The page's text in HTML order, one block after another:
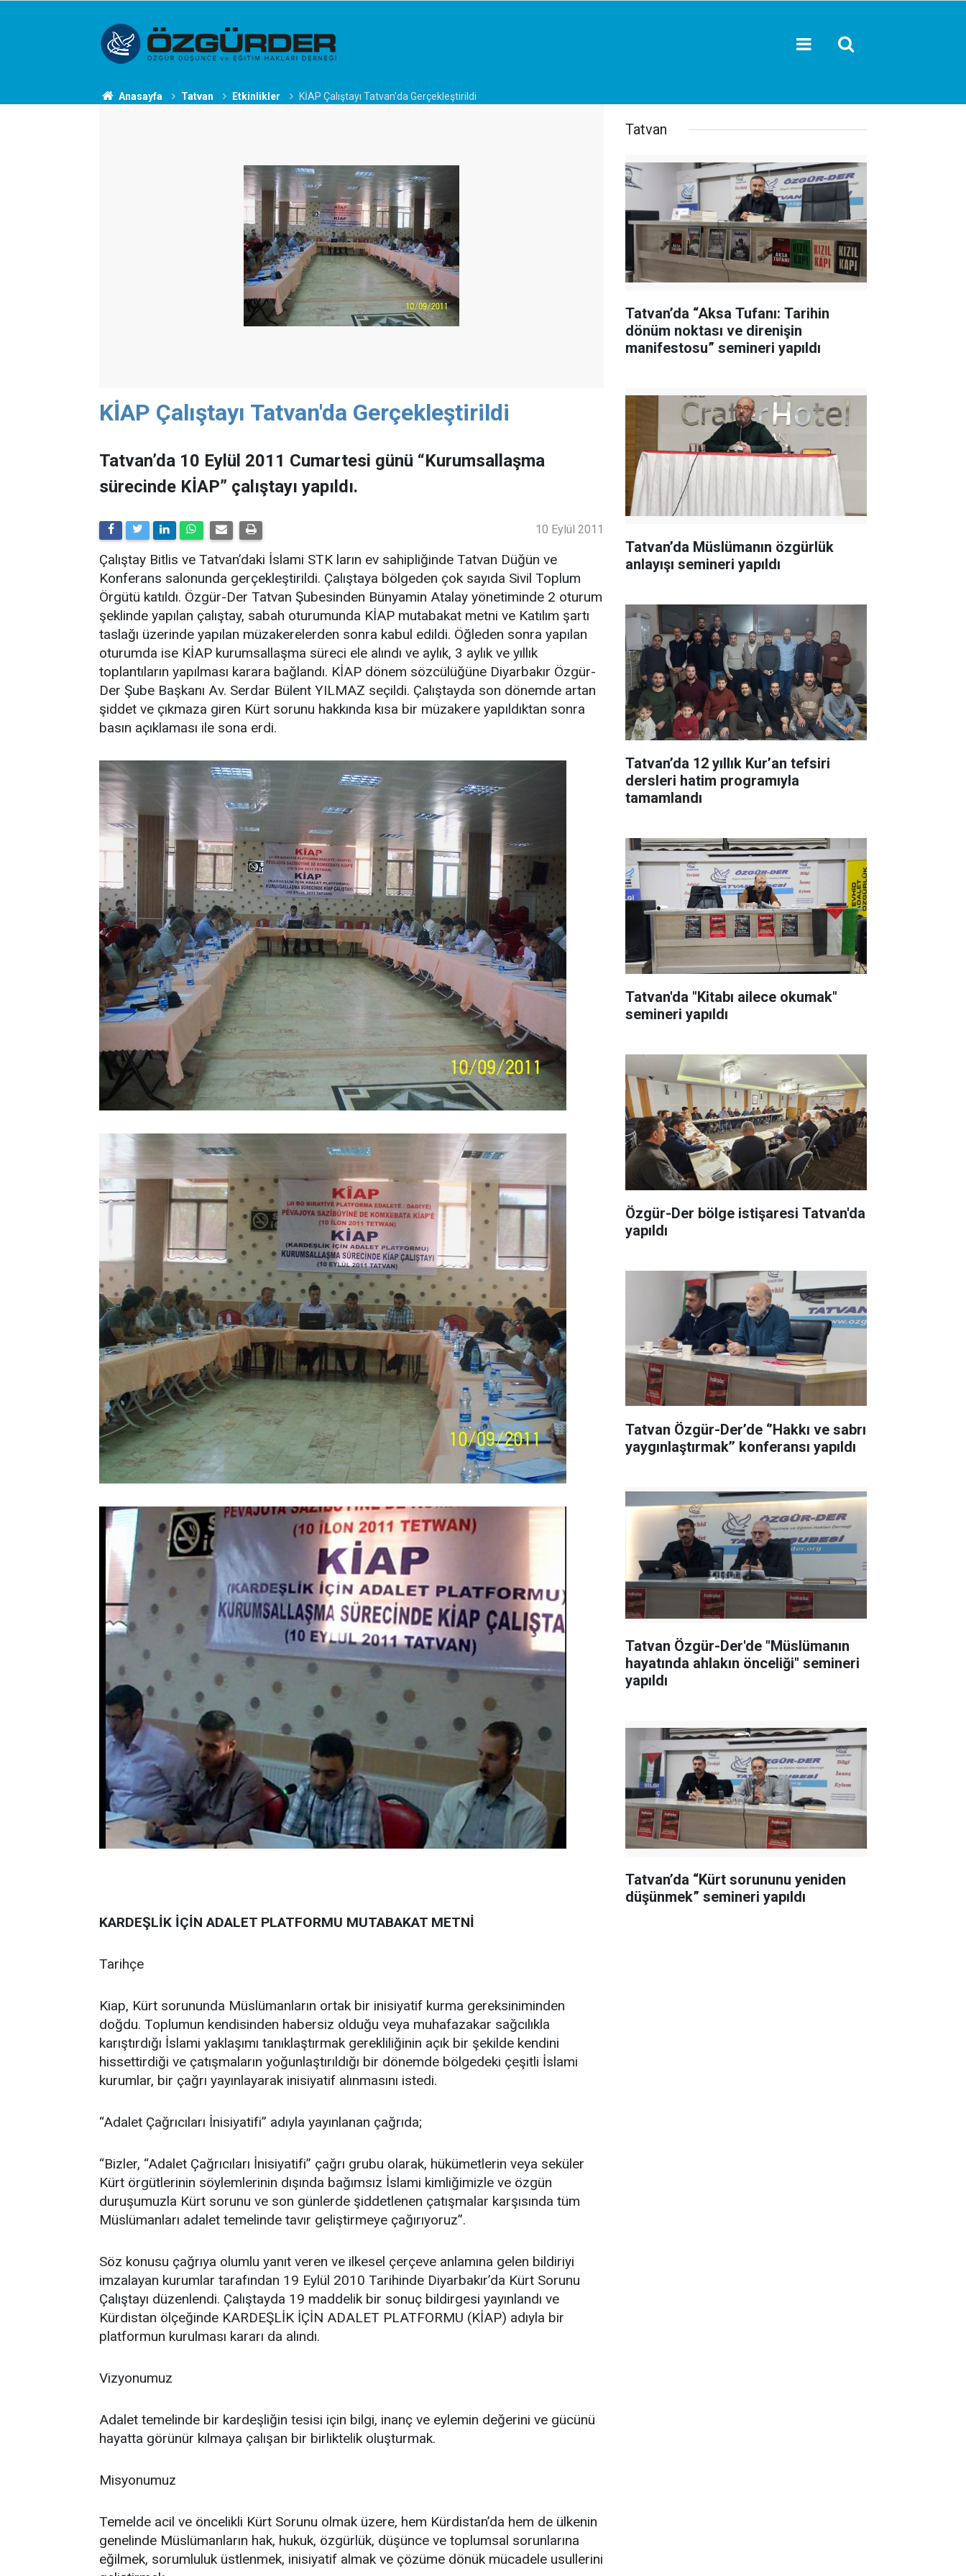
Anasayfa Tatvan Etkinlikler KİAP Çalıştayı Tatvan'da Gerçekleştirildi
KİAP Çalıştayı Tatvan'da Gerçekleştirildi
Tatvan’da 10 Eylül 2011 Cumartesi günü “Kurumsallaşma
sürecinde KİAP” çalıştayı yapıldı.
10 Eylül 2011
Çalıştay Bitlis ve Tatvan’daki İslami STK ların ev sahipliğinde Tatvan Düğün ve
Konferans salonunda gerçekleştirildi. Çalıştaya bölgeden çok sayıda Sivil Toplum
Örgütü katıldı. Özgür-Der Tatvan Şubesinden Bünyamin Atalay yönetiminde 2 oturum
şeklinde yapılan çalıştay, sabah oturumunda KİAP mutabakat metni ve Katılım şartı
taslağı üzerinde yapılan müzakerelerden sonra kabul edildi. Öğleden sonra yapılan
oturumda ise KİAP kurumsallaşma süreci ele alındı ve aylık, 3 aylık ve yıllık
toplantıların yapılması karara bağlandı. KİAP dönem sözcülüğüne Diyarbakır Özgür-
Der Şube Başkanı Av. Serdar Bülent YILMAZ seçildi. Çalıştayda son dönemde artan
şiddet ve çıkmaza giren Kürt sorunu hakkında kısa bir müzakere yapıldıktan sonra
basın açıklaması ile sona erdi.
KARDEŞLİK İÇİN ADALET PLATFORMU MUTABAKAT METNİ
Tarihçe
Kiap, Kürt sorununda Müslümanların ortak bir inisiyatif kurma gereksiniminden
doğdu. Toplumun kendisinden habersiz olduğu veya muhafazakar sağcılıkla
karıştırdığı İslami yaklaşımı tanıklaştırmak gerekliliğinin açık bir şekilde kendini
hissettirdiği ve çatışmaların yoğunlaştırıldığı bir dönemde bölgedeki çeşitli İslami
kurumlar, bir çağrı yayınlayarak inisiyatif alınmasını istedi.
“Adalet Çağrıcıları İnisiyatifi” adıyla yayınlanan çağrıda;
“Bizler, “Adalet Çağrıcıları İnisiyatifi” çağrı grubu olarak, hükümetlerin veya seküler
Kürt örgütlerinin söylemlerinin dışında bağımsız İslami kimliğimizle ve özgün
duruşumuzla Kürt sorunu ve son günlerde şiddetlenen çatışmalar karşısında tüm
Müslümanları adalet temelinde tavır geliştirmeye çağırıyoruz”.
Söz konusu çağrıya olumlu yanıt veren ve ilkesel çerçeve anlamına gelen bildiriyi
imzalayan kurumlar tarafından 19 Eylül 2010 Tarihinde Diyarbakır’da Kürt Sorunu
Çalıştayı düzenlendi. Çalıştayda 19 maddelik bir sonuç bildirgesi yayınlandı ve
Kürdistan ölçeğinde KARDEŞLİK İÇİN ADALET PLATFORMU (KİAP) adıyla bir
platformun kurulması kararı da alındı.
Vizyonumuz
Adalet temelinde bir kardeşliğin tesisi için bilgi, inanç ve eylemin değerini ve gücünü
hayatta görünür kılmaya çalışan bir birliktelik oluşturmak.
Misyonumuz
Temelde acil ve öncelikli Kürt Sorunu olmak üzere, hem Kürdistan’da hem de ülkenin
genelinde Müslümanların hak, hukuk, özgürlük, düşünce ve toplumsal sorunlarına
eğilmek, sorumluluk üstlenmek, inisiyatif almak ve çözüme dönük mücadele usullerini
Tatvan
Tatvan’da “Aksa Tufanı: Tarihin
dönüm noktası ve direnişin
manifestosu” semineri yapıldı
Tatvan’da Müslümanın özgürlük
anlayışı semineri yapıldı
Tatvan’da 12 yıllık Kur’an tefsiri
dersleri hatim programıyla
tamamlandı
Tatvan'da "Kitabı ailece okumak"
semineri yapıldı
Özgür-Der bölge istişaresi Tatvan'da
yapıldı
Tatvan Özgür-Der’de ‘’Hakkı ve sabrı
yaygınlaştırmak’’ konferansı yapıldı
Tatvan Özgür-Der'de "Müslümanın
hayatında ahlakın önceliği" semineri
yapıldı
Tatvan’da “Kürt sorununu yeniden
düşünmek” semineri yapıldı